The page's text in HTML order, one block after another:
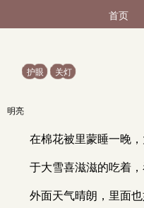
首页
护眼 关灯
明亮
在棉花被里蒙睡一晚
于大雪喜滋滋的吃着
外面天气晴朗，里面也